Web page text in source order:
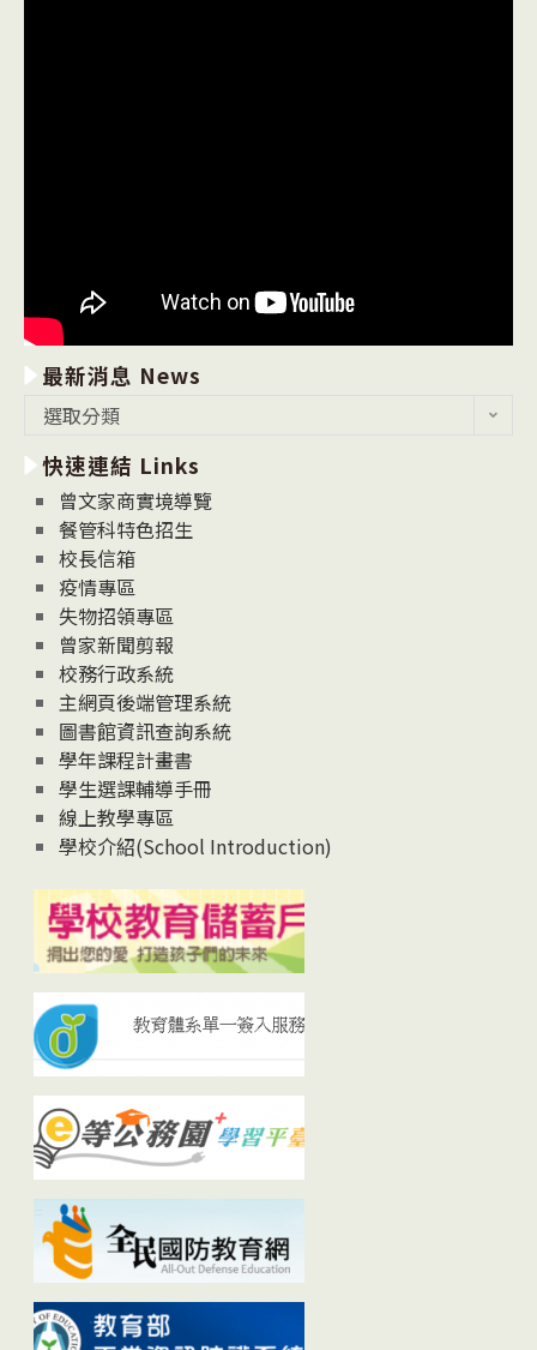
最新消息 News
消
息
News
選取分類
快速連結 Links
曾文家商實境導覽
餐管科特色招生
校長信箱
疫情專區
失物招領專區
曾家新聞剪報
校務行政系統
主網頁後端管理系統
圖書館資訊查詢系統
學年課程計畫書
學生選課輔導手冊
線上教學專區
學校介紹(School Introduction)